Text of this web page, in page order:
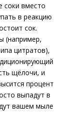
соки вместо
в реакцию
сок.
(например,
цитратов),
щёлочи, и
процент
выпадут в
вашем мыле